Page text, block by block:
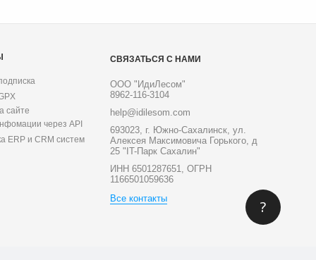
сайте
через API
ERP и CRM систем
СВЯЗАТЬСЯ С НАМИ
ООО "ИдиЛесом"
8962-116-3104
help@idilesom.com
693023, г. Южно-Сахалинск, ул.
Алексея Максимовича Горького, д
25 "IT-Парк Сахалин"
ИНН 6501287651, ОГРН
1166501059636
Все контакты
?